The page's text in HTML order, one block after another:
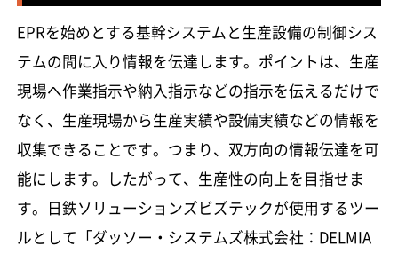
EPRを始めとする基幹システムと生産設備の制御シス
テムの間に入り情報を伝達します。ポイントは、生産
現場へ作業指示や納入指示などの指示を伝えるだけで
なく、生産現場から生産実績や設備実績などの情報を
収集できることです。つまり、双方向の情報伝達を可
能にします。したがって、生産性の向上を目指せま
す。日鉄ソリューションズビズテックが使用するツー
ルとして「ダッソー・システムズ株式会社：DELMIA